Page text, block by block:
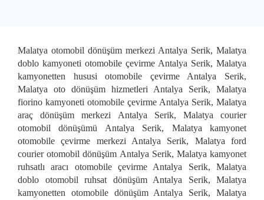
Malatya otomobil dönüşüm merkezi Antalya Serik, Malatya
doblo kamyoneti otomobile çevirme Antalya Serik, Malatya
kamyonetten hususi otomobile çevirme Antalya Serik,
Malatya oto dönüşüm hizmetleri Antalya Serik, Malatya
fiorino kamyoneti otomobile çevirme Antalya Serik, Malatya
araç dönüşüm merkezi Antalya Serik, Malatya courier
otomobil dönüşümü Antalya Serik, Malatya kamyonet
otomobile çevirme merkezi Antalya Serik, Malatya ford
courier otomobil dönüşüm Antalya Serik, Malatya kamyonet
ruhsatlı aracı otomobile çevirme Antalya Serik, Malatya
doblo otomobil ruhsat dönüşüm Antalya Serik, Malatya
kamyonetten otomobile dönüşüm Antalya Serik, Malatya